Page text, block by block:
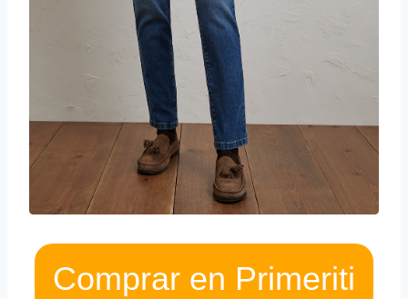
Comprar en Primeriti